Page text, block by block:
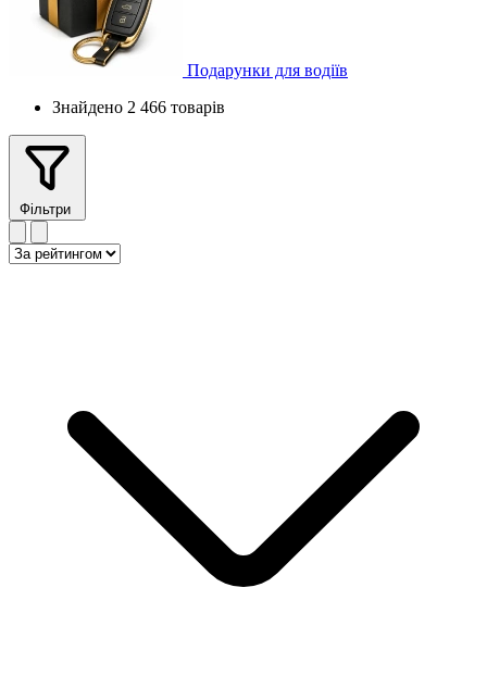
Подарунки для водіїв
Знайдено 2 466 товарів
Фільтри